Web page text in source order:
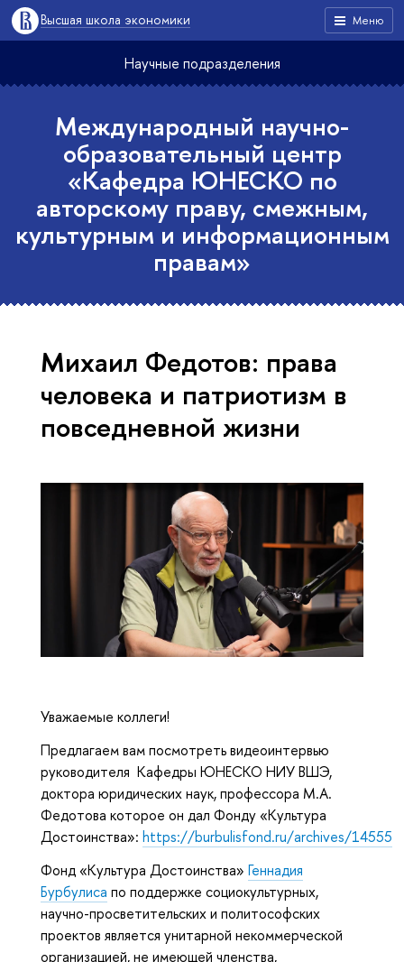
Меню
Высшая школа экономики
Научные подразделения
Международный научно-
образовательный центр
«Кафедра ЮНЕСКО по
авторскому праву, смежным,
культурным и информационным
правам»
Михаил Федотов: права
человека и патриотизм в
повседневной жизни
Уважаемые коллеги!
Предлагаем вам посмотреть видеоинтервью
руководителя Кафедры ЮНЕСКО НИУ ВШЭ,
доктора юридических наук, профессора М.А.
Федотова которое он дал Фонду «Культура
Достоинства»: https://burbulisfond.ru/archives/14555
Фонд «Культура Достоинства» Геннадия
Бурбулиса по поддержке социокультурных,
научно-просветительских и политософских
проектов является унитарной некоммерческой
организацией, не имеющей членства,